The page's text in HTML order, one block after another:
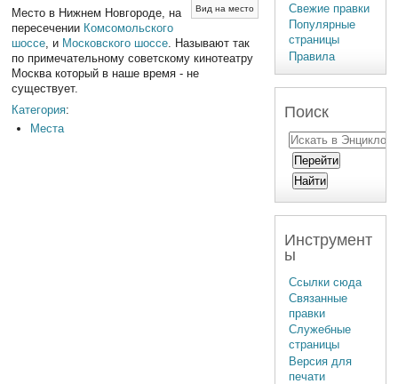
Вид на место
Место в Нижнем Новгороде, на
пересечении Комсомольского
шоссе, и Московского шоссе. Называют так
по примечательному советскому кинотеатру
Москва который в наше время - не
существует.
Категория:
Места
Свежие правки
Популярные
страницы
Правила
Поиск
Инструмент
ы
Ссылки сюда
Связанные
правки
Служебные
страницы
Версия для
печати